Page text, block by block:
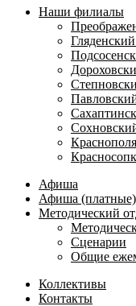
Наши филиалы
Афиша
Афиша (платные)
Методический
Сценарии
Общие
Коллективы
Контакты